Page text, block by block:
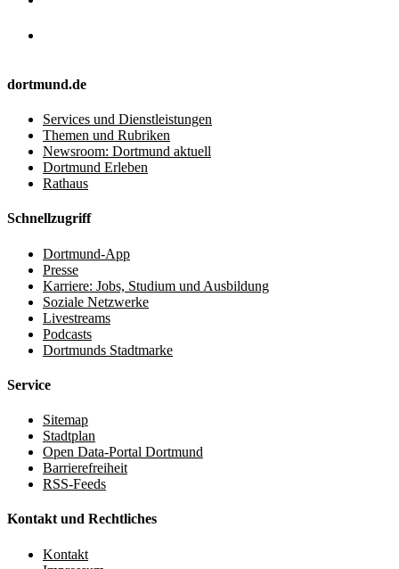
dortmund.de
Services und Dienstleistungen
Themen und Rubriken
Newsroom: Dortmund aktuell
Dortmund Erleben
Rathaus
Schnellzugriff
Dortmund-App
Presse
Karriere: Jobs, Studium und Ausbildung
Soziale Netzwerke
Livestreams
Podcasts
Dortmunds Stadtmarke
Service
Sitemap
Stadtplan
Open Data-Portal Dortmund
Barrierefreiheit
RSS-Feeds
Kontakt und Rechtliches
Kontakt